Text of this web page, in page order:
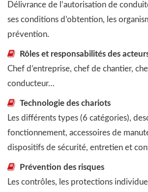
Délivrance de l’autorisation de
ses conditions d’obtention, les
prévention.
Rôles et responsabilités des
Chef d’entreprise, chef de chantier,
conducteur…
Technologie des chariots
Les différents types (6 catégories),
fonctionnement, accessoires de
dispositifs de sécurité, entretien et
Prévention des risques
Les contrôles, les protections